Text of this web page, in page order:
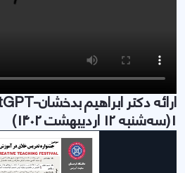
1(سه‌شنبه 12 اردیبهشت 1402)